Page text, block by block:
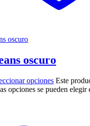
oscuro
opciones Este
opciones se pueden elegir